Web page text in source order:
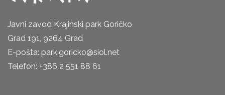
Javni zavod Krajinski park Goričko
Grad 191, 9264 Grad
E-pošta: park.goricko@siol.net
Telefon: +386 2 551 88 61